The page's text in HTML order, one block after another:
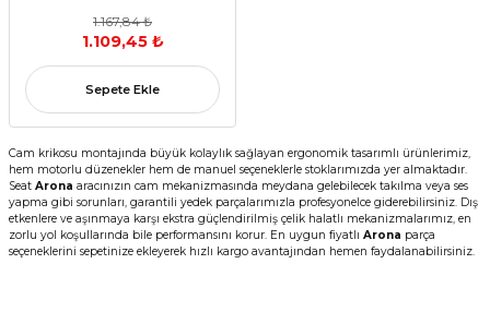
1.167,84 ₺
1.109,45 ₺
Sepete Ekle
Cam krikosu montajında büyük kolaylık sağlayan ergonomik tasarımlı ürünlerimiz,
hem motorlu düzenekler hem de manuel seçeneklerle stoklarımızda yer almaktadır.
Seat Arona aracınızın cam mekanizmasında meydana gelebilecek takılma veya ses
yapma gibi sorunları, garantili yedek parçalarımızla profesyonelce giderebilirsiniz. Dış
etkenlere ve aşınmaya karşı ekstra güçlendirilmiş çelik halatlı mekanizmalarımız, en
zorlu yol koşullarında bile performansını korur. En uygun fiyatlı Arona parça
seçeneklerini sepetinize ekleyerek hızlı kargo avantajından hemen faydalanabilirsiniz.